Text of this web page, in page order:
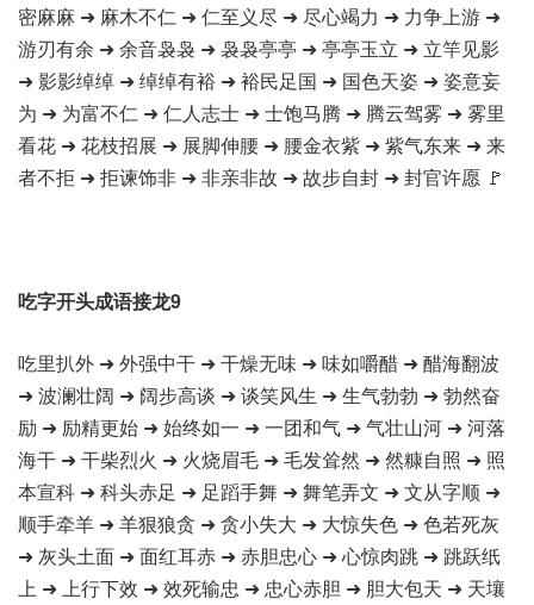
密麻麻 ➜ 麻木不仁 ➜ 仁至义尽 ➜ 尽心竭力 ➜ 力争上游 ➜
游刃有余 ➜ 余音袅袅 ➜ 袅袅亭亭 ➜ 亭亭玉立 ➜ 立竿见影
➜ 影影绰绰 ➜ 绰绰有裕 ➜ 裕民足国 ➜ 国色天姿 ➜ 姿意妄
为 ➜ 为富不仁 ➜ 仁人志士 ➜ 士饱马腾 ➜ 腾云驾雾 ➜ 雾里
看花 ➜ 花枝招展 ➜ 展脚伸腰 ➜ 腰金衣紫 ➜ 紫气东来 ➜ 来
者不拒 ➜ 拒谏饰非 ➜ 非亲非故 ➜ 故步自封 ➜ 封官许愿 🚩
吃字开头成语接龙9
吃里扒外 ➜ 外强中干 ➜ 干燥无味 ➜ 味如嚼醋 ➜ 醋海翻波
➜ 波澜壮阔 ➜ 阔步高谈 ➜ 谈笑风生 ➜ 生气勃勃 ➜ 勃然奋
励 ➜ 励精更始 ➜ 始终如一 ➜ 一团和气 ➜ 气壮山河 ➜ 河落
海干 ➜ 干柴烈火 ➜ 火烧眉毛 ➜ 毛发耸然 ➜ 然糠自照 ➜ 照
本宣科 ➜ 科头赤足 ➜ 足蹈手舞 ➜ 舞笔弄文 ➜ 文从字顺 ➜
顺手牵羊 ➜ 羊狠狼贪 ➜ 贪小失大 ➜ 大惊失色 ➜ 色若死灰
➜ 灰头土面 ➜ 面红耳赤 ➜ 赤胆忠心 ➜ 心惊肉跳 ➜ 跳跃纸
上 ➜ 上行下效 ➜ 效死输忠 ➜ 忠心赤胆 ➜ 胆大包天 ➜ 天壤